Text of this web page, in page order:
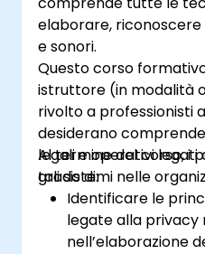
elaborare,
e sonori.
Questo corso
istruttore (in modalità
rivolto a professionisti
desiderano
legali e operativi legati
tali sistemi nelle
Al termine del corso, i
grado di:
Identificare le
legate alla
nell’elaborazione